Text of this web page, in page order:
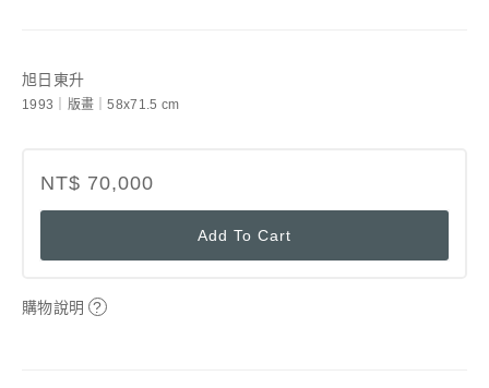
旭日東升
1993｜版畫｜58x71.5 cm
NT$ 70,000
Add To Cart
購物說明 ?